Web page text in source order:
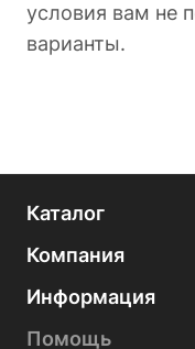
условия вам не
варианты.
Каталог
Компания
Информация
Помощь